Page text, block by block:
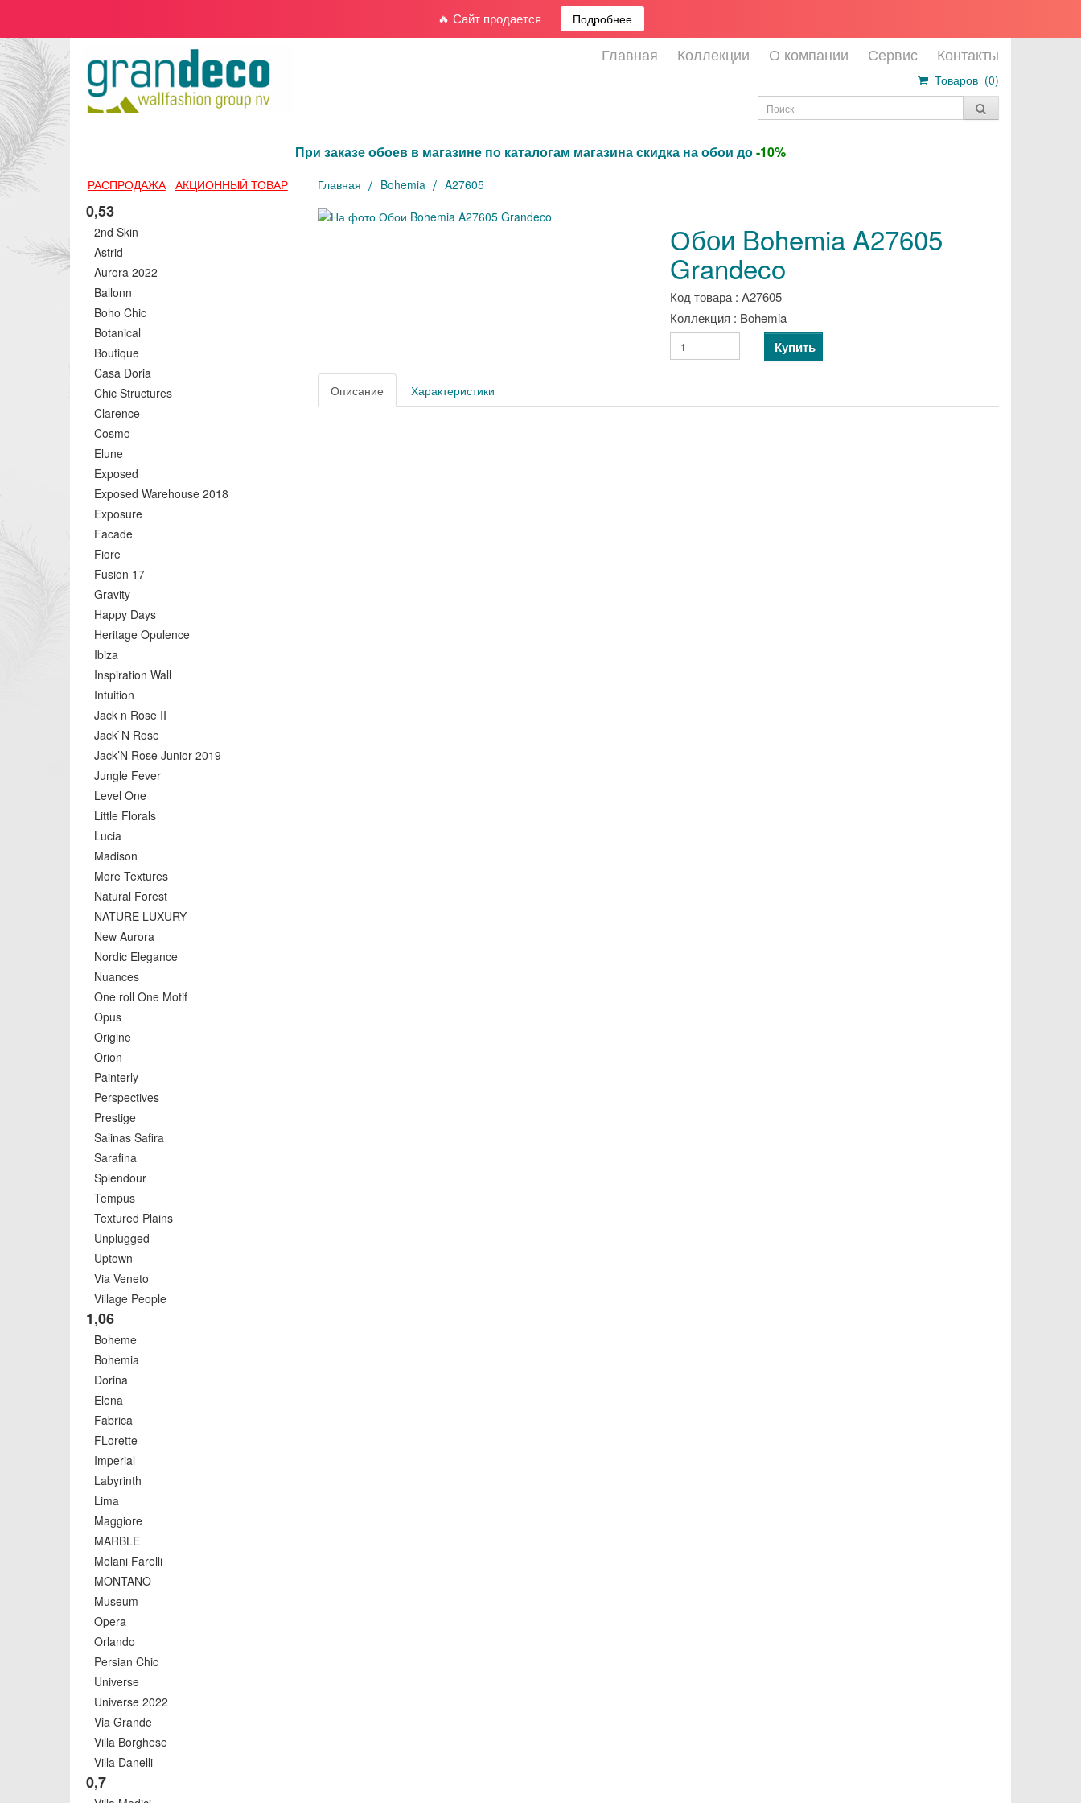
🔥 Сайт продается Подробнее
Главная Коллекции О компании Сервис Контакты
Товаров (0)
При заказе обоев в магазине по каталогам магазина скидка на обои до-10%
РАСПРОДАЖА АКЦИОННЫЙ ТОВАР
0,53
2nd Skin
Astrid
Aurora 2022
Ballonn
Boho Chic
Botanical
Boutique
Casa Doria
Chic Structures
Clarence
Cosmo
Elune
Exposed
Exposed Warehouse 2018
Exposure
Facade
Fiore
Fusion 17
Gravity
Happy Days
Heritage Opulence
Ibiza
Inspiration Wall
Intuition
Jack n Rose II
Jack`N Rose
Jack’N Rose Junior 2019
Jungle Fever
Level One
Little Florals
Lucia
Madison
More Textures
Natural Forest
NATURE LUXURY
New Aurora
Nordic Elegance
Nuances
One roll One Motif
Opus
Origine
Orion
Painterly
Perspectives
Prestige
Salinas Safira
Sarafina
Splendour
Tempus
Textured Plains
Unplugged
Uptown
Via Veneto
Village People
1,06
Boheme
Bohemia
Dorina
Elena
Fabrica
FLorette
Imperial
Labyrinth
Lima
Maggiore
MARBLE
Melani Farelli
MONTANO
Museum
Opera
Orlando
Persian Chic
Universe
Universe 2022
Via Grande
Villa Borghese
Villa Danelli
0,7
Главная Bohemia A27605
Обои Bohemia A27605
Grandeco
Код товара : A27605
Коллекция : Bohemia
Купить
Описание Характеристики